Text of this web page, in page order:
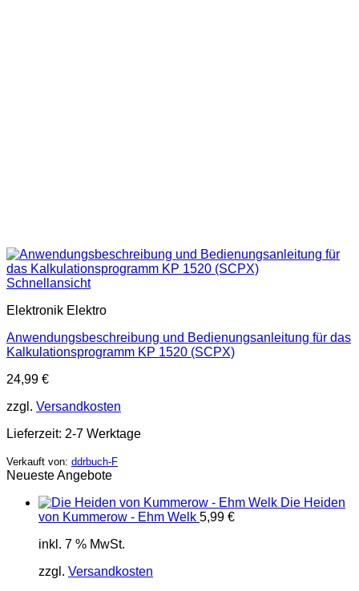
Schnellansicht
Elektronik Elektro
Anwendungsbeschreibung und Bedienungsanleitung für das
Kalkulationsprogramm KP 1520 (SCPX)
24,99 €
zzgl. Versandkosten
Lieferzeit: 2-7 Werktage
Verkauft von: ddrbuch-F
Neueste Angebote
Die Heiden
von Kummerow - Ehm Welk 5,99 €
inkl. 7 % MwSt.
zzgl. Versandkosten